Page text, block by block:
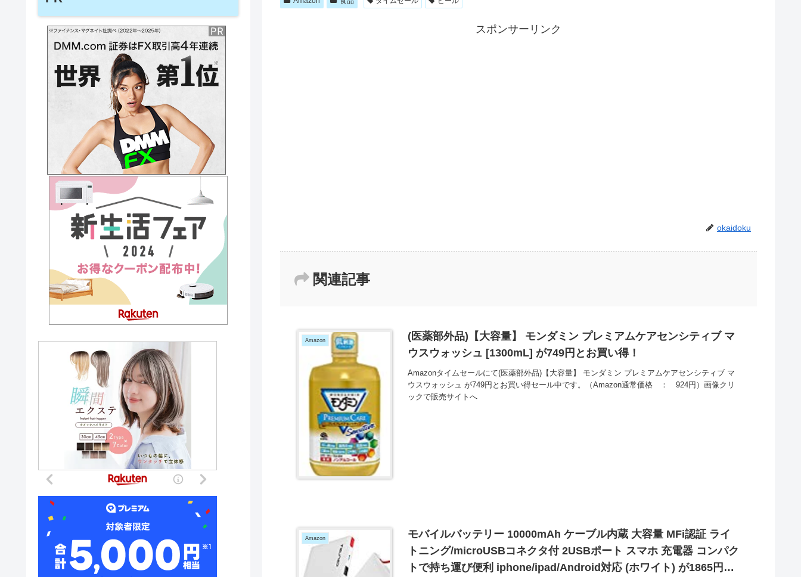
スポンサーリンク
okaidoku
関連記事
Amazon
(医薬部外品)【大容量】 モンダミン プレミアムケアセンシティブ マ
ウスウォッシュ [1300mL] が749円とお買い得！
Amazonタイムセールにて(医薬部外品)【大容量】 モンダミン プレミアムケアセンシティブ マ
ウスウォッシュ が749円とお買い得セール中です。（Amazon通常価格 ： 924円）画像クリ
ックで販売サイトへ
Amazon
モバイルバッテリー 10000mAh ケーブル内蔵 大容量 MFi認証 ライ
トニング/microUSBコネクタ付 2USBポート スマホ 充電器 コンパク
トで持ち運び便利 iphone/ipad/Android対応 (ホワイト) が1865円と